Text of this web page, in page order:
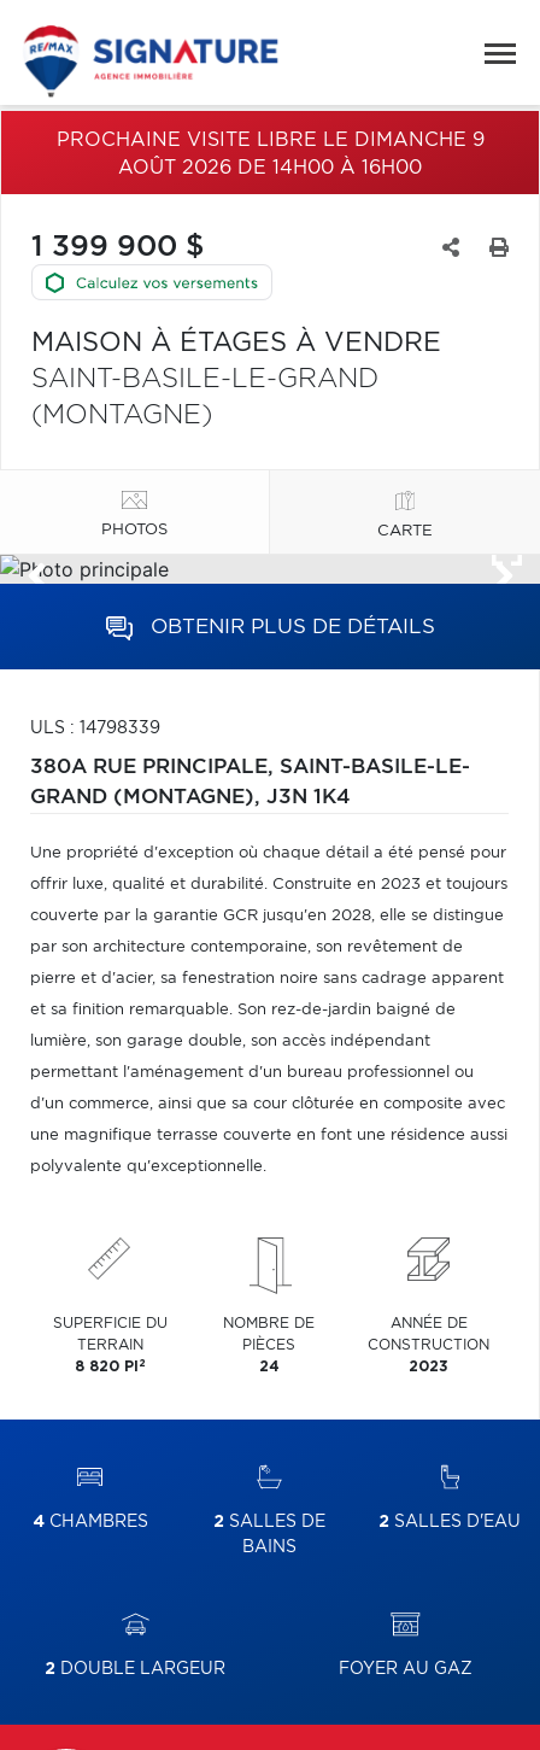
PROCHAINE VISITE LIBRE LE DIMANCHE 9
AOÛT 2026 DE 14H00 À 16H00
1 399 900 $
MAISON À ÉTAGES À VENDRE
SAINT-BASILE-LE-GRAND
(MONTAGNE)
PHOTOS CARTE
OBTENIR PLUS DE DÉTAILS
ULS : 14798339
380A RUE PRINCIPALE, SAINT-BASILE-LE-
GRAND (MONTAGNE), J3N 1K4
Une propriété d'exception où chaque détail a été pensé pour
offrir luxe, qualité et durabilité. Construite en 2023 et toujours
couverte par la garantie GCR jusqu'en 2028, elle se distingue
par son architecture contemporaine, son revêtement de
pierre et d'acier, sa fenestration noire sans cadrage apparent
et sa finition remarquable. Son rez-de-jardin baigné de
lumière, son garage double, son accès indépendant
permettant l'aménagement d'un bureau professionnel ou
d'un commerce, ainsi que sa cour clôturée en composite avec
une magnifique terrasse couverte en font une résidence aussi
polyvalente qu'exceptionnelle.
SUPERFICIE DU
TERRAIN
8 820 PI 2
NOMBRE DE
PIÈCES
24
ANNÉE DE
CONSTRUCTION
2023
4CHAMBRES 2 SALLES DE
BAINS
2 SALLES D'EAU
2 DOUBLE LARGEUR FOYER AU GAZ